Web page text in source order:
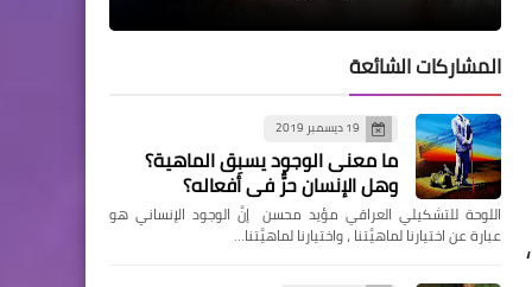
المشاركات الشائعة
19 ديسمبر 2019
ما معنى الوجود يسبِق الماهية؟
وهل الإنسان حرٌّ في أفعاله؟
اللوحة للتشكيلي العراقي مؤيد محسن إنَّ الوجود الإنساني هو
عبارة عن اختيارنا لماهيَّتنا ، واختيارنا لماهيَّتنا…